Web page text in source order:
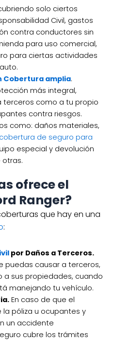
solo ciertos
Civil, gastos
contra conductores sin
para uso comercial,
para ciertas actividades
Cobertura amplia.
más integral,
terceros como a tu propio
contra riesgos.
como: daños materiales,
cobertura de seguro para
especial y devolución
otras.
ofrece el
Ranger?
que hay en una
:
por Daños a Terceros.
puedas causar a terceros,
a sus propiedades, cuando
manejando tu vehículo.
En caso de que el
póliza u ocupantes y
un accidente
cubre los trámites